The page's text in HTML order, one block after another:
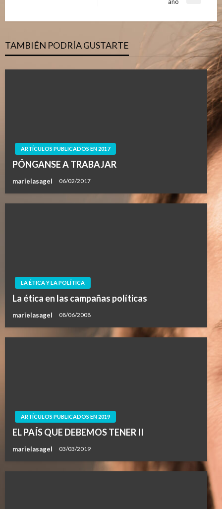
TAMBIÉN PODRÍA GUSTARTE
ARTÍCULOS PUBLICADOS EN 2017
PÓNGANSE A TRABAJAR
marielasagel 06/02/2017
LA ÉTICA Y LA POLÍTICA
La ética en las campañas políticas
marielasagel 08/06/2008
ARTÍCULOS PUBLICADOS EN 2019
EL PAÍS QUE DEBEMOS TENER II
marielasagel 03/03/2019